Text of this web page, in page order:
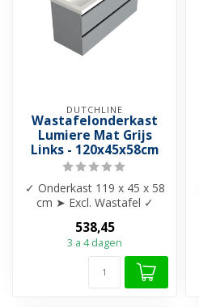
DUTCHLINE
Wastafelonderkast
Lumiere Mat Grijs
Links - 120x45x58cm
✓ Onderkast 119 x 45 x 58
cm ➤ Excl. Wastafel ✓
diepe gr...
538,45
3 a 4 dagen